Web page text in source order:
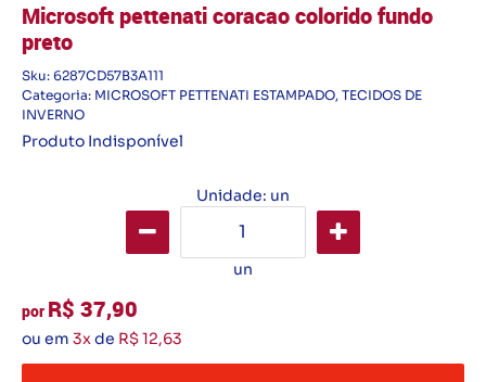
Microsoft pettenati coracao colorido fundo
preto
Sku: 6287CD57B3A111
Categoria: MICROSOFT PETTENATI ESTAMPADO, TECIDOS DE
INVERNO
Produto Indisponível
Unidade: un
un
por R$ 37,90
ou em 3xde R$ 12,63